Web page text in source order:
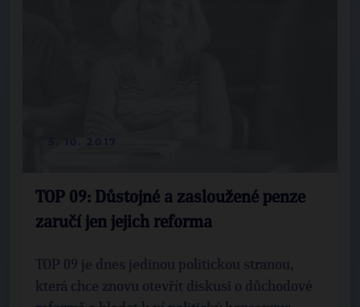
TOP 09: Důstojné a zasloužené penze
zaručí jen jejich reforma
TOP 09 je dnes jedinou politickou stranou,
která chce znovu otevřít diskusi o důchodové